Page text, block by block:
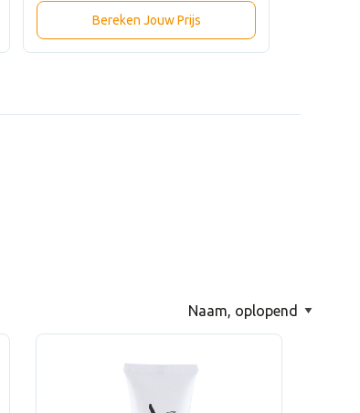
Bereken Jouw Prijs